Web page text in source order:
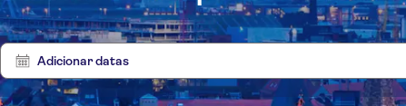
Adicionar datas